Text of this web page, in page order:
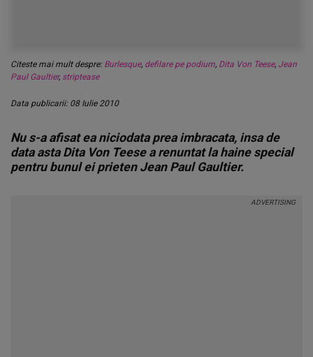
Citeste mai mult despre: Burlesque, defilare pe podium, Dita Von Teese, Jean
Paul Gaultier, striptease
Data publicarii: 08 Iulie 2010
Nu s-a afisat ea niciodata prea imbracata, insa de
data asta Dita Von Teese a renuntat la haine special
pentru bunul ei prieten Jean Paul Gaultier.